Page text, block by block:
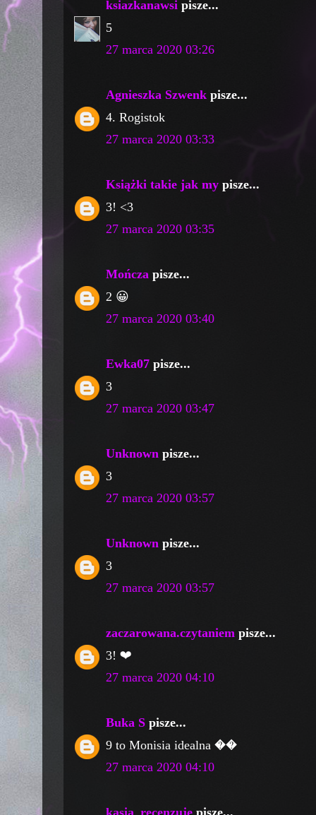
ksiazkanawsi pisze...
5
27 marca 2020 03:26
Agnieszka Szwenk pisze...
4. Rogistok
27 marca 2020 03:33
Książki takie jak my pisze...
3! <3
27 marca 2020 03:35
Mończa pisze...
2 😀
27 marca 2020 03:40
Ewka07 pisze...
3
27 marca 2020 03:47
Unknown pisze...
3
27 marca 2020 03:57
Unknown pisze...
3
27 marca 2020 03:57
zaczarowana.czytaniem pisze...
3! ❤
27 marca 2020 04:10
Buka S pisze...
9 to Monisia idealna ��
27 marca 2020 04:10
kasia_recenzuje pisze...